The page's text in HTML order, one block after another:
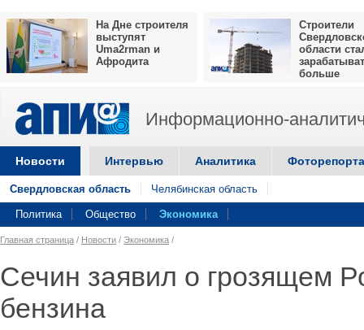
На Дне строителя
выступят
Uma2rman и
Афродита
Строители
области
больше
Информационно-
Новости Интервью Аналитика
Свердловская область Челябинская область
Политика Общество Экономика
Главная страница / Новости / Экономика /
Сечин заявил о грозящем
бензина